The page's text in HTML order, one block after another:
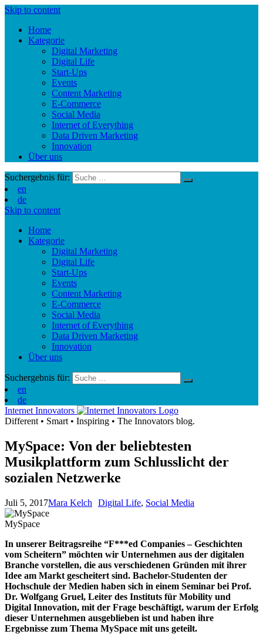
Skip to content
Home
Kategorie
Digital Marketing
Digital Life
Start-Ups
Events
Content Marketing
E-Commerce
Social Media
Internet of Everything
Data Driven Marketing
Innovation
Über uns
Suchergebnis für:
en
de
Skip to content
Home
Kategorie
Digital Marketing
Digital Life
Start-Ups
Events
Content Marketing
E-Commerce
Social Media
Internet of Everything
Data Driven Marketing
Innovation
Über uns
Suchergebnis für:
en
de
Internet Innovators
Different • Smart • Inspiring • The Innovators blog.
MySpace: Von der beliebtesten
Musikplattform zum Schlusslicht der
sozialen Netzwerke
Juli 5, 2017Mara Kelch Digital Life, Social Media
MySpace
In unserer Beitragsreihe “F***ed Companies – Geschichten
vom Scheitern” möchten wir Unternehmen aus der digitalen
Branche vorstellen, die aus verschiedenen Gründen mit ihrer
Idee am Markt gescheitert sind. Bachelor-Studenten der
Hochschule der Medien haben sich in einem Seminar bei Prof.
Dr. Wolfgang Gruel, Leiter des Instituts für Mobility und
Digital Innovation, mit der Frage beschäftigt, warum der Erfolg
dieser Unternehmen ausgeblieben ist und haben ihre
Ergebnisse zum Thema MySpace mit uns geteilt.